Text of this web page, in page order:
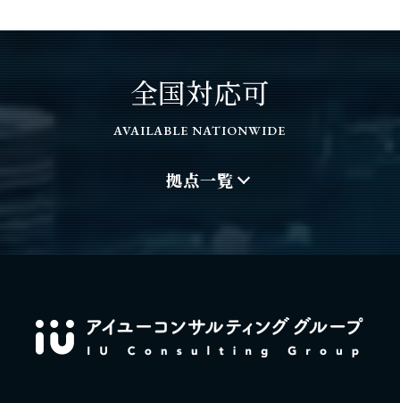
全国対応可
AVAILABLE NATIONWIDE
拠点一覧